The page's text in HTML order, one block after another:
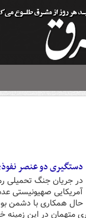
دستگیری دو عنصر
در جریان جنگ تحمیلی
آمریکایی صهیونیستی
حال همکاری با دشمن
متهمان در این زمینه